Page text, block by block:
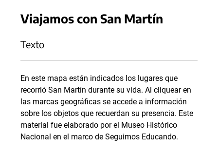
Viajamos con San Martín
Texto
En este mapa están indicados los lugares que
recorrió San Martín durante su vida. Al cliquear en
las marcas geográficas se accede a información
sobre los objetos que recuerdan su presencia. Este
material fue elaborado por el Museo Histórico
Nacional en el marco de Seguimos Educando.